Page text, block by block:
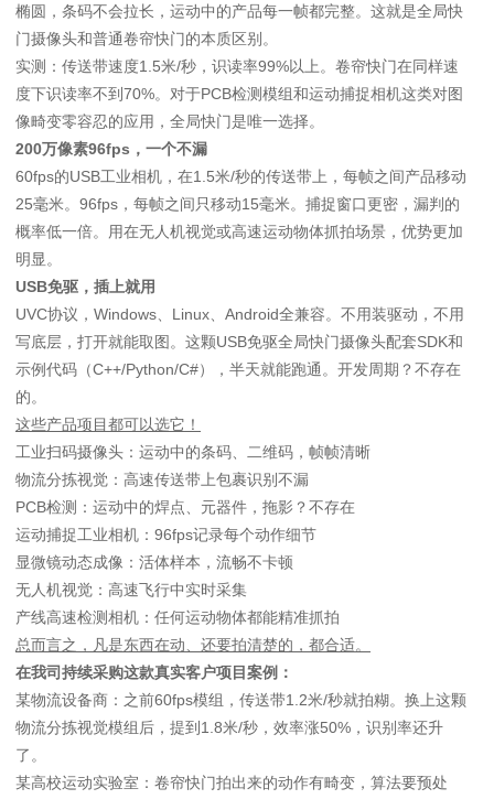
椭圆，条码不会拉长，运动中的产品每一帧都完整。这就是全局快
门摄像头和普通卷帘快门的本质区别。
实测：传送带速度1.5米/秒，识读率99%以上。卷帘快门在同样速
度下识读率不到70%。对于PCB检测模组和运动捕捉相机这类对图
像畸变零容忍的应用，全局快门是唯一选择。
200万像素96fps，一个不漏
60fps的USB工业相机，在1.5米/秒的传送带上，每帧之间产品移动
25毫米。96fps，每帧之间只移动15毫米。捕捉窗口更密，漏判的
概率低一倍。用在无人机视觉或高速运动物体抓拍场景，优势更加
明显。
USB免驱，插上就用
UVC协议，Windows、Linux、Android全兼容。不用装驱动，不用
写底层，打开就能取图。这颗USB免驱全局快门摄像头配套SDK和
示例代码（C++/Python/C#），半天就能跑通。开发周期？不存在
的。
这些产品项目都可以选它！
工业扫码摄像头：运动中的条码、二维码，帧帧清晰
物流分拣视觉：高速传送带上包裹识别不漏
PCB检测：运动中的焊点、元器件，拖影？不存在
运动捕捉工业相机：96fps记录每个动作细节
显微镜动态成像：活体样本，流畅不卡顿
无人机视觉：高速飞行中实时采集
产线高速检测相机：任何运动物体都能精准抓拍
总而言之，凡是东西在动、还要拍清楚的，都合适。
在我司持续采购这款真实客户项目案例：
某物流设备商：之前60fps模组，传送带1.2米/秒就拍糊。换上这颗
物流分拣视觉模组后，提到1.8米/秒，效率涨50%，识别率还升
了。
某高校运动实验室：卷帘快门拍出来的动作有畸变，算法要预处